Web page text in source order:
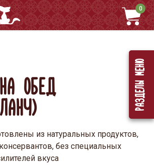
0
Разделы меню
ОБЕД
из натуральных продуктов,
без специальных
вкуса